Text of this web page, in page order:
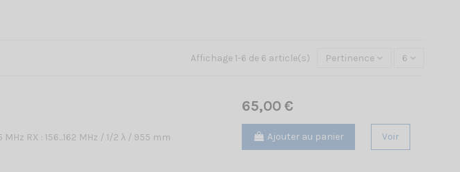
Affichage 1-6 de 6 article(s) Pertinence 6
MHz RX : 156...162 MHz / 1/2 λ / 955 mm
65,00 €
Ajouter au panier Voir